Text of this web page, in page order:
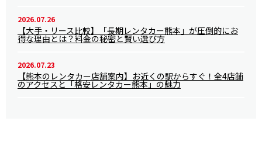
2026.07.26
【大手・リース比較】「長期レンタカー熊本」が圧倒的にお
得な理由とは？料金の秘密と賢い選び方
2026.07.23
【熊本のレンタカー店舗案内】お近くの駅からすぐ！全4店舗
のアクセスと「格安レンタカー熊本」の魅力